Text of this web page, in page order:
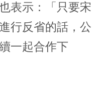
表示：「只要宋
行反省的話，公
一起合作下